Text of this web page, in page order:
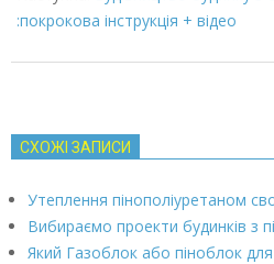
:покрокова інструкція + відео
СХОЖІ ЗАПИСИ
Утеплення пінополіуретаном
Вибираємо проекти будинків з
Який Газоблок або піноблок